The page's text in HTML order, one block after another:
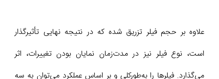
علاوه بر حجم فیلر تزریق شده که در نتیجه نهایی تأثیرگذار
است، نوع فیلر نیز در مدت‌زمان نمایان بودن تغییرات، اثر
می‌گذارد. فیلر‌ها را به‌طورکلی و بر اساس عملکرد می‌توان به سه